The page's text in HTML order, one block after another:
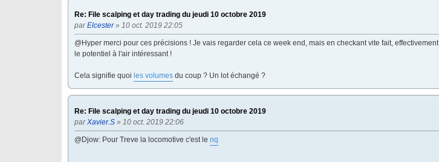
Re: File scalping et day trading du jeudi 10 octobre 2019
parElcester» 10 oct. 2019 22:05
@Hyper merci pour ces précisions ! Je vais regarder cela ce week end, mais en checkant vite fait, effectivement
le potentiel à l'air intéressant !
Cela signifie quoi les volumes du coup ? Un lot échangé ?
Re: File scalping et day trading du jeudi 10 octobre 2019
parXavier.S » 10 oct. 2019 22:06
@Djow: Pour Treve la locomotive c'est le nq